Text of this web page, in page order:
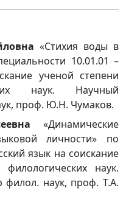
«Стихия воды в
10.01.01 –
ученой степени
наук. Научный
проф. Ю.Н. Чумаков.
«Динамические
личности» по
язык на соискание
наук.
филол. наук, проф. Т.А.